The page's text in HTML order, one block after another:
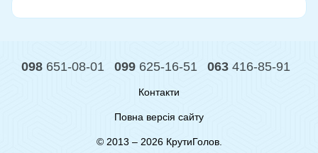
098 651-08-01 099 625-16-51 063 416-85-91
Контакти
Повна версія сайту
© 2013 – 2026 КрутиГолов.